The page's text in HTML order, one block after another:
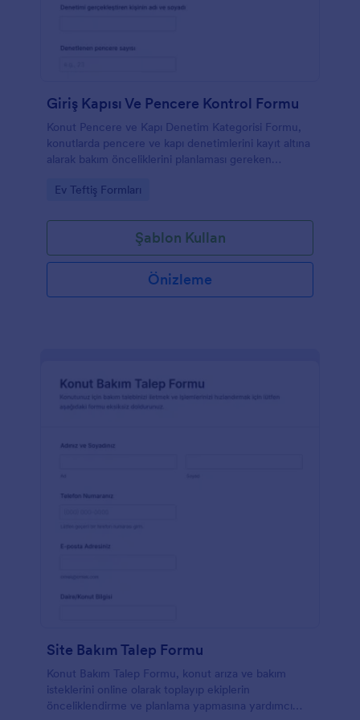
Giriş Kapısı Ve Pencere Kontrol Formu
Konut Pencere ve Kapı Denetim Kategorisi Formu,
konutlarda pencere ve kapı denetimlerini kayıt altına
alarak bakım önceliklerini planlaması gereken
sürecini kolaylaştırır.
Go to Category:
Ev Teftiş Formları
Şablon Kullan
Önizleme
Site Bakım Talep Formu
Konut Bakım Talep Formu, konut arıza ve bakım
isteklerini online olarak toplayıp ekiplerin
önceliklendirme ve planlama yapmasına yardımcı